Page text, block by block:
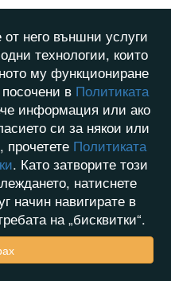
него външни услуги
технологии, които
му функциониране
в Политиката
информация или ако
си за някои или
прочетете Политиката
. Като затворите този
натиснете
начин навигирате в
на „бисквитки“.